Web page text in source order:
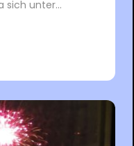
sich unter...